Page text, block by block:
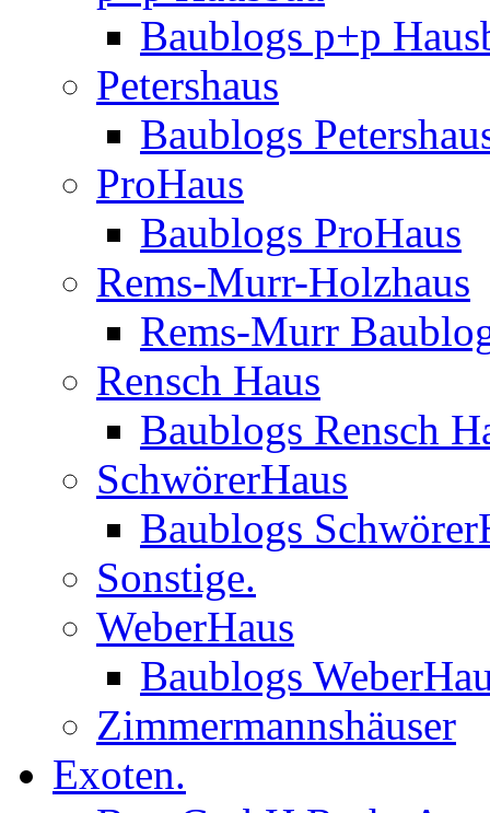
Baublogs p+p
Petershaus
Baublogs
ProHaus
Baublogs ProHaus
Rems-Murr-Holzhaus
Rems-Murr
Rensch Haus
Baublogs Rensch
SchwörerHaus
Baublogs
Sonstige.
WeberHaus
Baublogs
Zimmermannshäuser
Exoten.